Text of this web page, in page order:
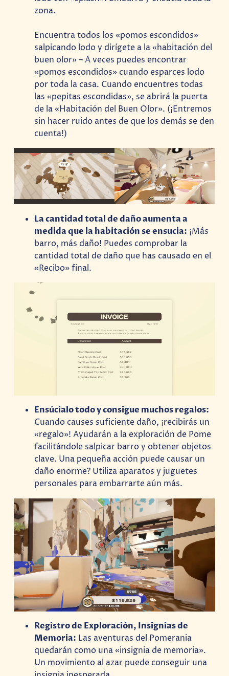
zona.
Encuentra todos los «pomos escondidos»
salpicando lodo y dirígete a la «habitación del
buen olor» – A veces puedes encontrar
«pomos escondidos» cuando esparces lodo
por toda la casa. Cuando encuentres todas
las «pepitas escondidas», se abrirá la puerta
de la «Habitación del Buen Olor». (¡Entremos
sin hacer ruido antes de que los demás se den
cuenta!)
La cantidad total de daño aumenta a
medida que la habitación se ensucia: ¡Más
barro, más daño! Puedes comprobar la
cantidad total de daño que has causado en el
«Recibo» final.
Ensúcialo todo y consigue muchos regalos:
Cuando causes suficiente daño, ¡recibirás un
«regalo»! Ayudarán a la exploración de Pome
facilitándole salpicar barro y obtener objetos
clave. Una pequeña acción puede causar un
daño enorme? Utiliza aparatos y juguetes
personales para embarrarte aún más.
Registro de Exploración, Insignias de
Memoria: Las aventuras del Pomerania
quedarán como una «insignia de memoria».
Un movimiento al azar puede conseguir una